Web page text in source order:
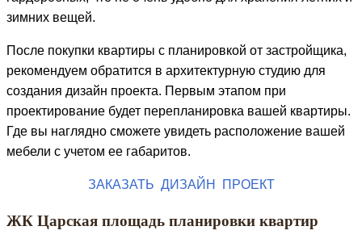
зимних вещей.
После покупки квартиры с планировкой от застройщика,
рекомендуем обратится в архитектурную студию для
создания дизайн проекта. Первым этапом при
проектирование будет перепланировка вашей квартиры.
Где вы наглядно сможете увидеть расположение вашей
мебели с учетом ее габаритов.
ЗАКАЗАТЬ ДИЗАЙН ПРОЕКТ
ЖК Царская площадь планировки квартир